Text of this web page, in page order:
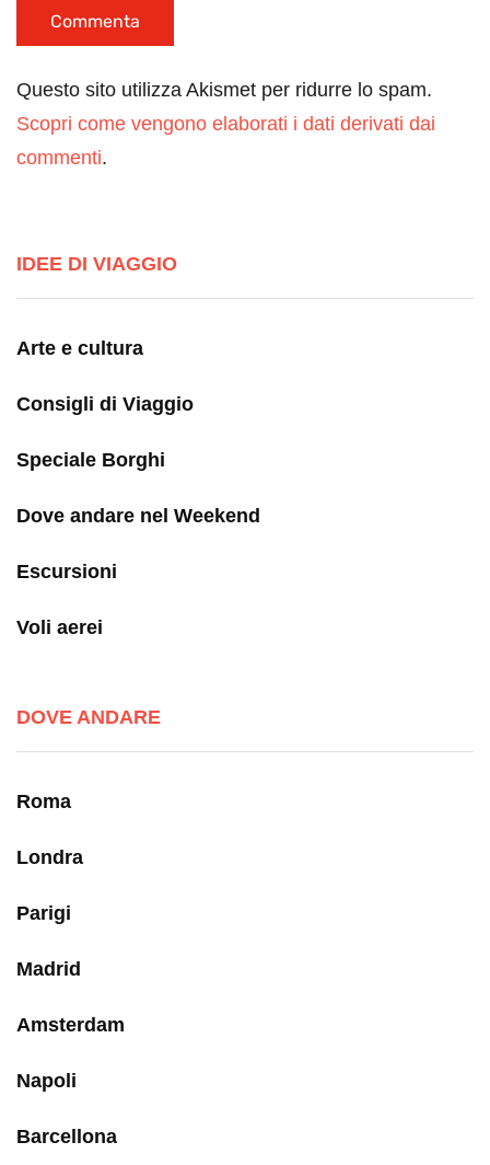
Questo sito utilizza Akismet per ridurre lo spam.
Scopri come vengono elaborati i dati derivati dai
commenti.
IDEE DI VIAGGIO
Arte e cultura
Consigli di Viaggio
Speciale Borghi
Dove andare nel Weekend
Escursioni
Voli aerei
DOVE ANDARE
Roma
Londra
Parigi
Madrid
Amsterdam
Napoli
Barcellona